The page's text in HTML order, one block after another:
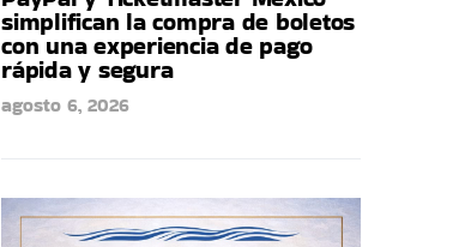
simplifican la compra de boletos
con una experiencia de pago
rápida y segura
agosto 6, 2026